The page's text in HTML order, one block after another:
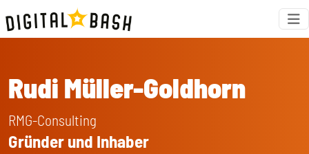
Rudi Müller-Goldhorn
RMG-Consulting
Gründer und Inhaber